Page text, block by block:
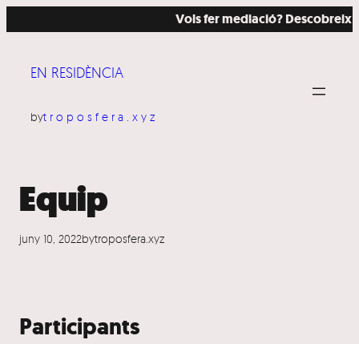
al
Vols fer mediació? Descobreix
EN RESIDÈNCIA
bytroposfera.xyz
Equip
juny 10, 2022bytroposfera.xyz
Participants